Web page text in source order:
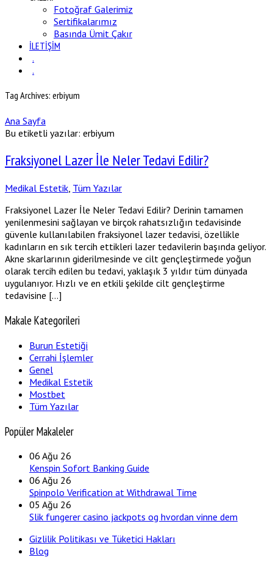
Fotoğraf Galerimiz
Sertifikalarımız
Basında Ümit Çakır
İLETİŞİM
.
.
Tag Archives: erbiyum
Ana Sayfa
Bu etiketli yazılar: erbiyum
Fraksiyonel Lazer İle Neler Tedavi Edilir?
Medikal Estetik, Tüm Yazılar
Fraksiyonel Lazer İle Neler Tedavi Edilir? Derinin tamamen
yenilenmesini sağlayan ve birçok rahatsızlığın tedavisinde
güvenle kullanılabilen fraksiyonel lazer tedavisi, özellikle
kadınların en sık tercih ettikleri lazer tedavilerin başında geliyor.
Akne skarlarının giderilmesinde ve cilt gençleştirmede yoğun
olarak tercih edilen bu tedavi, yaklaşık 3 yıldır tüm dünyada
uygulanıyor. Hızlı ve en etkili şekilde cilt gençleştirme
tedavisine […]
Makale Kategorileri
Burun Estetiği
Cerrahi İşlemler
Genel
Medikal Estetik
Mostbet
Tüm Yazılar
Popüler Makaleler
06 Ağu 26
Kenspin Sofort Banking Guide
06 Ağu 26
Spinpolo Verification at Withdrawal Time
05 Ağu 26
Slik fungerer casino jackpots og hvordan vinne dem
Gizlilik Politikası ve Tüketici Hakları
Blog